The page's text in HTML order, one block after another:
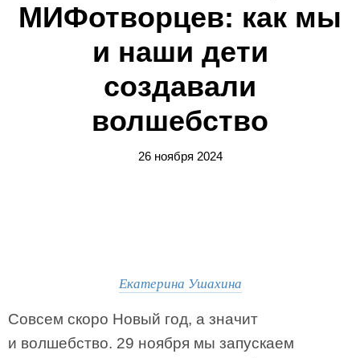
МИФотворцев: как мы
и наши дети
создавали
волшебство
26 ноября 2024
Екатерина Ушахина
Совсем скоро Новый год, а значит
и волшебство. 29 ноября мы запускаем